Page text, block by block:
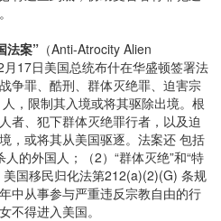
法案” （Anti-Atrocity Alien
17日美国总统布什在华盛顿签署法
争罪、酷刑、群体灭绝罪、迫害宗
，限制其入境或将其驱除出境。根
者、犯下群体灭绝罪行者，以及迫
，或将其从美国驱逐。法案还 包括
人的外国人；（2）“群体灭绝”和“特
国移民归化法第212(a)(2)(G) 条规
中从事参与严重违反宗教自由的行
不得进入美国。